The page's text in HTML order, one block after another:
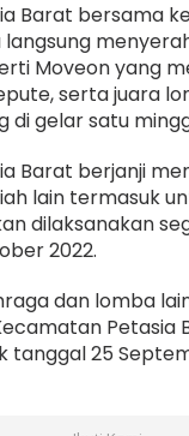
Barat bersama
langsung
Moveon yang
serta juara
di gelar satu
Barat berjanji
lain termasuk
dilaksanakan
2022.
dan lomba
Petasia
tanggal 25